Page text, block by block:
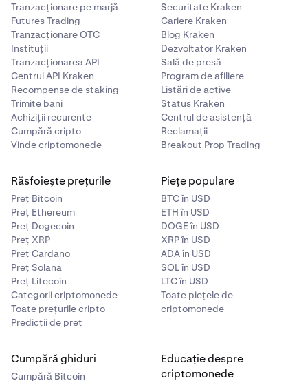
Tranzacționare pe marjă
Futures Trading
Tranzacționare OTC
Instituții
Tranzacționarea API
Centrul API Kraken
Recompense de staking
Trimite bani
Achiziții recurente
Cumpără cripto
Vinde criptomonede
Securitate Kraken
Cariere Kraken
Blog Kraken
Dezvoltator Kraken
Sală de presă
Program de afiliere
Listări de active
Status Kraken
Centrul de asistență
Reclamații
Breakout Prop Trading
Răsfoiește prețurile
Preț Bitcoin
Preț Ethereum
Preț Dogecoin
Preț XRP
Preț Cardano
Preț Solana
Preț Litecoin
Categorii criptomonede
Toate prețurile cripto
Predicții de preț
Piețe populare
BTC în USD
ETH în USD
DOGE în USD
XRP în USD
ADA în USD
SOL în USD
LTC în USD
Toate piețele de
criptomonede
Cumpără ghiduri
Cumpără Bitcoin
Educație despre
criptomonede